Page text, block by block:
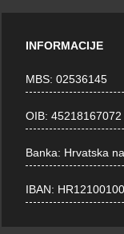
INFORMACIJE
MBS: 02536145
OIB: 45218167072
Banka: Hrvatska
IBAN: